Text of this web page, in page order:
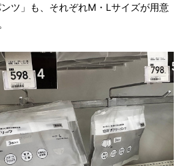
ツ」も、それぞれM・Lサイズが用意